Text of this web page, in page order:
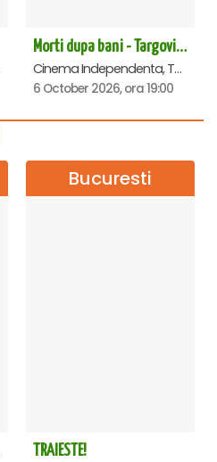
Morti dupa bani - Targoviste
Cinema Independenta, Targoviste
6 October 2026, ora 19:00
Bucuresti
TRAIESTE!